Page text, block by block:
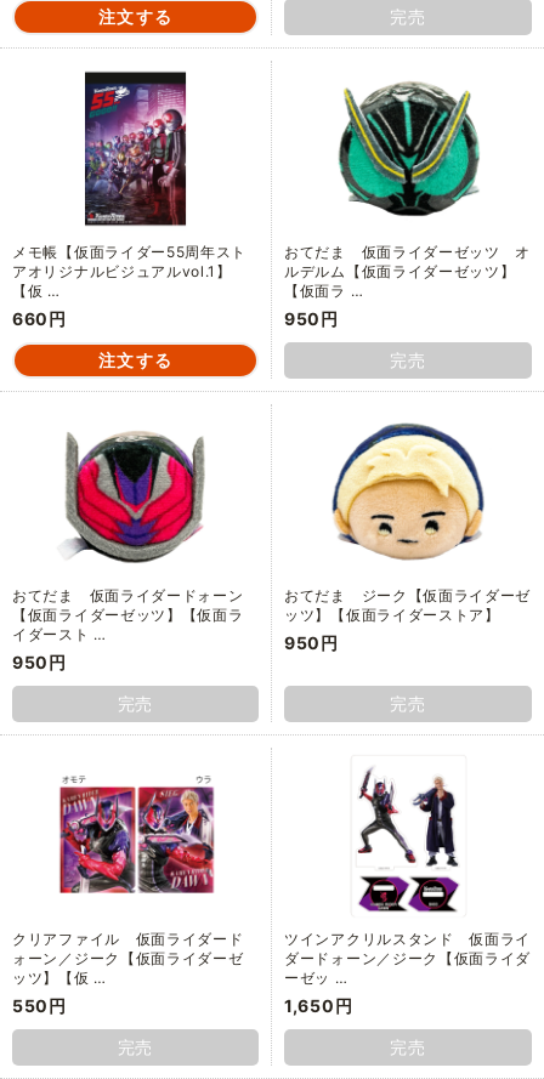
完売
メモ帳【仮面ライダー55周年スト
アオリジナルビジュアルvol.1】
【仮 …
660円
おてだま 仮面ライダーゼッツ オ
ルデルム【仮面ライダーゼッツ】
【仮面ラ …
950円
完売
おてだま 仮面ライダードォーン
【仮面ライダーゼッツ】【仮面ラ
イダースト …
950円
完売
おてだま ジーク【仮面ライダーゼ
ッツ】【仮面ライダーストア】
950円
完売
クリアファイル 仮面ライダード
ォーン／ジーク【仮面ライダーゼ
ッツ】【仮 …
550円
完売
ツインアクリルスタンド 仮面ライ
ダードォーン／ジーク【仮面ライダ
ーゼッ …
1,650円
完売